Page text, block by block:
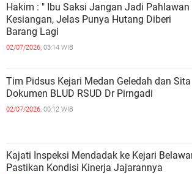
Hakim : " Ibu Saksi Jangan Jadi Pahlawan
Kesiangan, Jelas Punya Hutang Diberi
Barang Lagi
02/07/2026, 03:14 WIB
Tim Pidsus Kejari Medan Geledah dan Sita
Dokumen BLUD RSUD Dr Pirngadi
02/07/2026, 00:12 WIB
Kajati Inspeksi Mendadak ke Kejari
Pastikan Kondisi Kinerja Jajarannya